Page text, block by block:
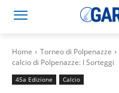
Home Torneo di Polpenazze
calcio di Polpenazze: I Sorteggi
45a Edizione Calcio